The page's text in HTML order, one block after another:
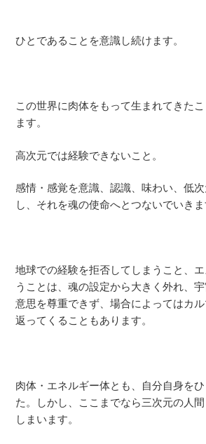
ひとであることを意識し続けます。
この世界に肉体をもって生まれてきた
ます。
高次元では経験できないこと。
感情・感覚を意識、認識、味わい、低
し、それを魂の使命へとつないでいきま
地球での経験を拒否してしまうこと、
うことは、魂の設定から大きく外れ、
意思を尊重できず、場合によってはカ
返ってくることもあります。
肉体・エネルギー体とも、自分自身を
た。しかし、ここまでなら三次元の人
しまいます。